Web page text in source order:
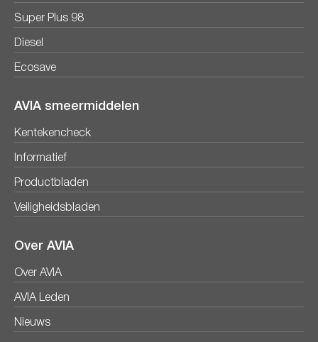
Super Plus 98
Diesel
Ecosave
AVIA smeermiddelen
Kentekencheck
Informatief
Productbladen
Veiligheidsbladen
Over AVIA
Over AVIA
AVIA Leden
Nieuws